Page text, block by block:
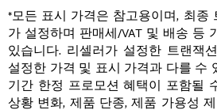
*모든 표시 가격은 참고용이며, 최종
가 설정하며 판매세/VAT 및 배송 등
있습니다. 리셀러가 설정한 트랜잭
설정한 가격 및 표시 가격과 다를 수
기간 한정 프로모션 혜택이 포함될
상황 변화, 제품 단종, 제품 가용성